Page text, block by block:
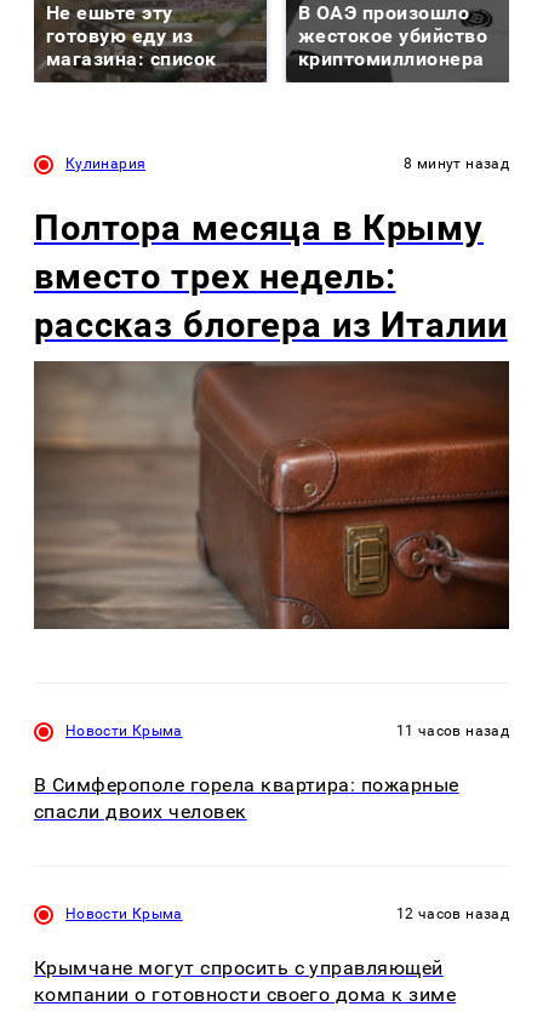
Не ешьте эту
готовую еду из
магазина: список
В ОАЭ произошло
жестокое убийство
криптомиллионера
Кулинария 8 минут назад
Полтора месяца в Крыму
вместо трех недель:
рассказ блогера из Италии
Новости Крыма 11 часов назад
В Симферополе горела квартира: пожарные
спасли двоих человек
Новости Крыма 12 часов назад
Крымчане могут спросить с управляющей
компании о готовности своего дома к зиме